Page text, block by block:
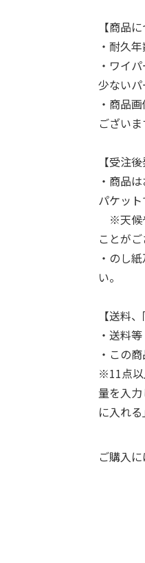
【商品
・耐久
・ワイ
少ないパ
・商品
ございま
【受注
・商品
パケット
※天候
ことが
・のし
い。
【送料
・送料
・この
※11点以
量を入
に入れ
ご購入